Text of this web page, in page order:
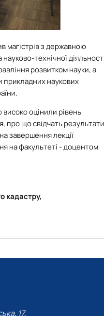
магістрів з державною
технічної
розвитком науки, а
прикладних наукових
високо оцінили рівень
про що свідчать результати
завершення лекції
на факультеті - доцентом
кадастру,
17,